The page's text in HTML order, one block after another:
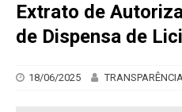
Extrato de
de Dispensa de
18/06/2025